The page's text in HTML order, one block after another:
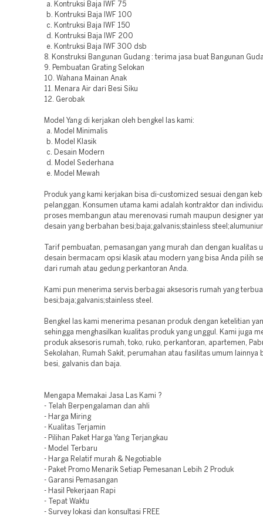
a. Kontruksi Baja IWF 75
b. Kontruksi Baja IWF 100
c. Kontruksi Baja IWF 150
d. Kontruksi Baja IWF 200
e. Kontruksi Baja IWF 300 dsb
8. Konstruksi Bangunan Gudang : terima jasa buat Bangunan
9. Pembuatan Grating Selokan
10. Wahana Mainan Anak
11. Menara Air dari Besi Siku
12. Gerobak
Model Yang di kerjakan oleh bengkel las kami:
a. Model Minimalis
b. Model Klasik
c. Desain Modern
d. Model Sederhana
e. Model Mewah
Produk yang kami kerjakan bisa di-customized sesuai dengan
pelanggan. Konsumen utama kami adalah kontraktor dan
proses membangun atau merenovasi rumah maupun designer
desain yang berbahan besi;baja;galvanis;stainless
Tarif pembuatan, pemasangan yang murah dan dengan kualitas
desain bermacam opsi klasik atau modern yang bisa Anda pilih
dari rumah atau gedung perkantoran Anda.
Kami pun menerima servis berbagai aksesoris rumah yang
besi;baja;galvanis;stainless steel.
Bengkel las kami menerima pesanan produk dengan ketelitian
sehingga menghasilkan kualitas produk yang unggul. Kami juga
produk aksesoris rumah, toko, ruko, perkantoran, apartemen,
Sekolahan, Rumah Sakit, perumahan atau fasilitas umum lainnya
besi, galvanis dan baja.
Mengapa Memakai Jasa Las Kami ?
- Telah Berpengalaman dan ahli
- Harga Miring
- Kualitas Terjamin
- Pilihan Paket Harga Yang Terjangkau
- Model Terbaru
- Harga Relatif murah & Negotiable
- Paket Promo Menarik Setiap Pemesanan Lebih 2 Produk
- Garansi Pemasangan
- Hasil Pekerjaan Rapi
- Tepat Waktu
- Survey lokasi dan konsultasi FREE